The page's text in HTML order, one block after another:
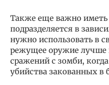
Также еще важно иметь
подразделяется в
нужно использовать в
режущее оружие лучше
сражений с зомби,
убийства закованных